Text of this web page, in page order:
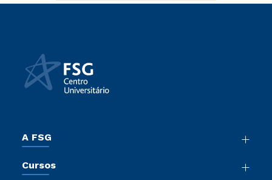
A FSG
Sala de Imprensa
Cursos